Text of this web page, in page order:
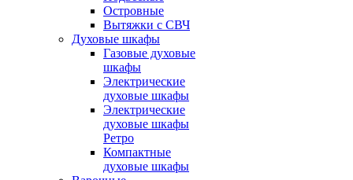
Островные
Вытяжки с СВЧ
Духовые шкафы
Газовые духовые
шкафы
Электрические
духовые шкафы
Электрические
духовые шкафы
Ретро
Компактные
духовые шкафы